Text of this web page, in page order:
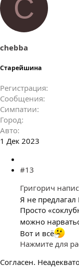
т
и
:
C
chebba
Старейшина
Регистрация
Сообщения
Симпатии
Город
Авто
1 Дек 2023
#13
Григорич
Я не
Просто
можно
Вот и всё
Нажмите для
Согласен.